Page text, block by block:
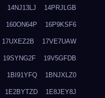
14NJ13LJ 14PRJLGB
160ON64P 16P9KSF6
17UXEZ2B 17VE7UAW
19SYNG2F 19V5GFDB
1BI91YFQ 1BNJXLZ0
1E2BYTZD 1E8JEY8J